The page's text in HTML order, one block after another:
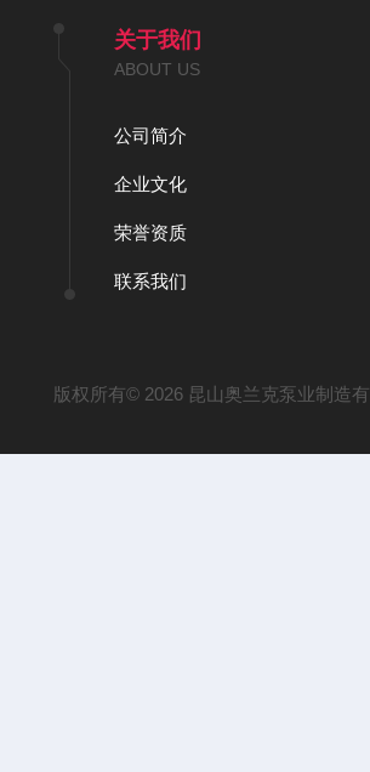
关于我们
ABOUT US
公司简介
企业文化
荣誉资质
联系我们
版权所有© 2026 昆山奥兰克泵业制造